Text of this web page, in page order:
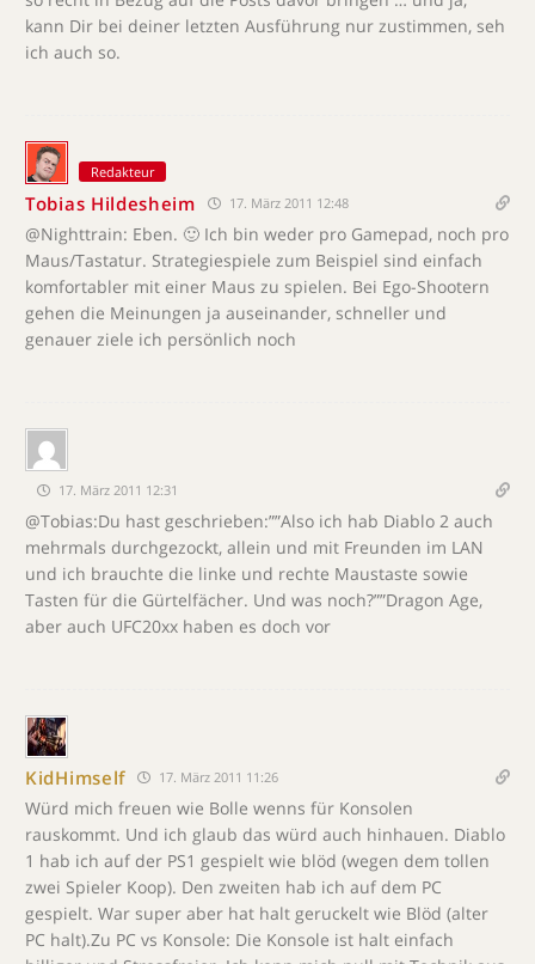
kann Dir bei deiner letzten Ausführung nur zustimmen, seh
ich auch so.
Redakteur
Tobias Hildesheim 17. März 2011 12:48
@Nighttrain: Eben. 🙂 Ich bin weder pro Gamepad, noch pro
Maus/Tastatur. Strategiespiele zum Beispiel sind einfach
komfortabler mit einer Maus zu spielen. Bei Ego-Shootern
gehen die Meinungen ja auseinander, schneller und
genauer ziele ich persönlich noch
17. März 2011 12:31
@Tobias:Du hast geschrieben:””Also ich hab Diablo 2 auch
mehrmals durchgezockt, allein und mit Freunden im LAN
und ich brauchte die linke und rechte Maustaste sowie
Tasten für die Gürtelfächer. Und was noch?””Dragon Age,
aber auch UFC20xx haben es doch vor
KidHimself 17. März 2011 11:26
Würd mich freuen wie Bolle wenns für Konsolen
rauskommt. Und ich glaub das würd auch hinhauen. Diablo
1 hab ich auf der PS1 gespielt wie blöd (wegen dem tollen
zwei Spieler Koop). Den zweiten hab ich auf dem PC
gespielt. War super aber hat halt geruckelt wie Blöd (alter
PC halt).Zu PC vs Konsole: Die Konsole ist halt einfach